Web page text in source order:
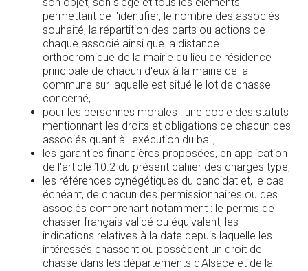
son objet, son siège et tous les éléments
permettant de l'identifier, le nombre des associés
souhaité, la répartition des parts ou actions de
chaque associé ainsi que la distance
orthodromique de la mairie du lieu de résidence
principale de chacun d'eux à la mairie de la
commune sur laquelle est situé le lot de chasse
concerné,
pour les personnes morales : une copie des statuts
mentionnant les droits et obligations de chacun des
associés quant à l'exécution du bail,
les garanties financières proposées, en application
de l'article 10.2 du présent cahier des charges type,
les références cynégétiques du candidat et, le cas
échéant, de chacun des permissionnaires ou des
associés comprenant notamment : le permis de
chasser français validé ou équivalent, les
indications relatives à la date depuis laquelle les
intéressés chassent ou possèdent un droit de
chasse dans les départements d'Alsace et de la